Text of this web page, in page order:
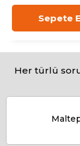
Sepete
Her türlü